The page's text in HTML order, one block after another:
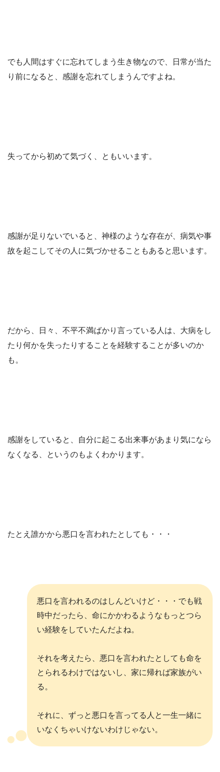
でも人間はすぐに忘れてしまう生き物なので、日常が当た
り前になると、感謝を忘れてしまうんですよね。
失ってから初めて気づく、ともいいます。
感謝が足りないでいると、神様のような存在が、病気や事
故を起こしてその人に気づかせることもあると思います。
だから、日々、不平不満ばかり言っている人は、大病をし
たり何かを失ったりすることを経験することが多いのか
も。
感謝をしていると、自分に起こる出来事があまり気になら
なくなる、というのもよくわかります。
たとえ誰かから悪口を言われたとしても・・・
悪口を言われるのはしんどいけど・・・でも戦
時中だったら、命にかかわるようなもっとつら
い経験をしていたんだよね。
それを考えたら、悪口を言われたとしても命を
とられるわけではないし、家に帰れば家族がい
る。
それに、ずっと悪口を言ってる人と一生一緒に
いなくちゃいけないわけじゃない。